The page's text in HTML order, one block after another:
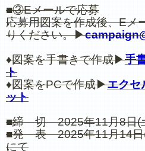
■③Eメールで応募
応募用図案を作成後、Eメ
りください。▶
♦図案を手書きで作成▶手
ト
♦図案をPCで作成▶エクセ
ット
■締 切 2025年11月8日(
■発 表 2025年11月14日(
にて